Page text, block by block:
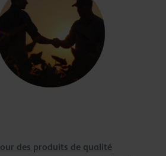
des produits de qualité